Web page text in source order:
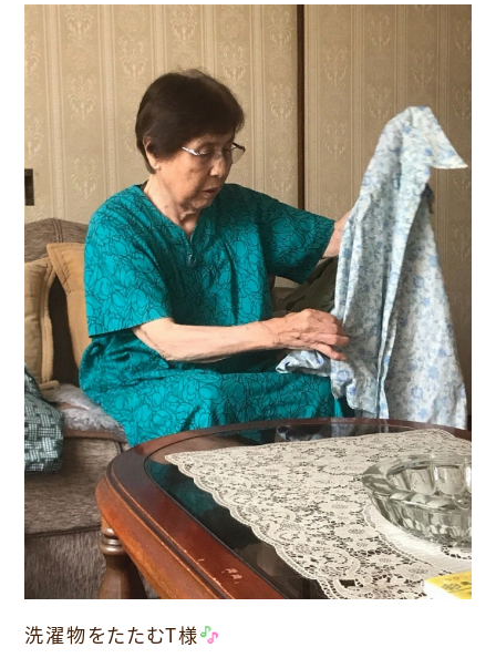
洗濯物をたたむT様